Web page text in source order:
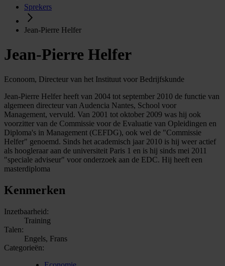
Sprekers
Jean-Pierre Helfer
Jean-Pierre Helfer
Econoom, Directeur van het Instituut voor Bedrijfskunde
Jean-Pierre Helfer heeft van 2004 tot september 2010 de functie van
algemeen directeur van Audencia Nantes, School voor
Management, vervuld. Van 2001 tot oktober 2009 was hij ook
voorzitter van de Commissie voor de Evaluatie van Opleidingen en
Diploma's in Management (CEFDG), ook wel de "Commissie
Helfer" genoemd. Sinds het academisch jaar 2010 is hij weer actief
als hoogleraar aan de universiteit Paris 1 en is hij sinds mei 2011
"speciale adviseur" voor onderzoek aan de EDC. Hij heeft een
masterdiploma
Kenmerken
Inzetbaarheid:
Training
Talen:
Engels, Frans
Categorieën: